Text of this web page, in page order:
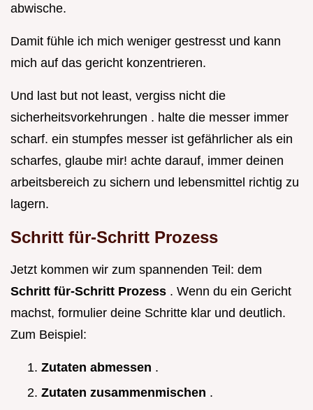
abwische.
Damit fühle ich mich weniger gestresst und kann
mich auf das gericht konzentrieren.
Und last but not least, vergiss nicht die
sicherheitsvorkehrungen . halte die messer immer
scharf. ein stumpfes messer ist gefährlicher als ein
scharfes, glaube mir! achte darauf, immer deinen
arbeitsbereich zu sichern und lebensmittel richtig zu
lagern.
Schritt für-Schritt Prozess
Jetzt kommen wir zum spannenden Teil: dem
Schritt für-Schritt Prozess . Wenn du ein Gericht
machst, formulier deine Schritte klar und deutlich.
Zum Beispiel:
Zutaten abmessen .
Zutaten zusammenmischen .